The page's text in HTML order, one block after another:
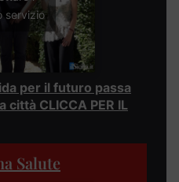
servizio
per il futuro passa
CLICCA PER IL
Salute